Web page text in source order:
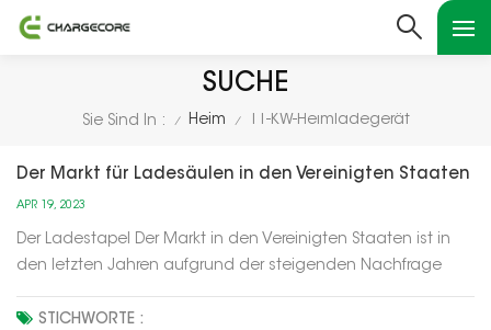
SUCHE
Sie Sind In : / Heim / 11-KW-Heimladegerät
Der Markt für Ladesäulen in den Vereinigten Staaten
APR 19, 2023
Der Ladestapel Der Markt in den Vereinigten Staaten ist in
den letzten Jahren aufgrund der steigenden Nachfrage
immer mehr Verbraucher für den Kauf von Elektrofahrzeugen
STICHWORTE :